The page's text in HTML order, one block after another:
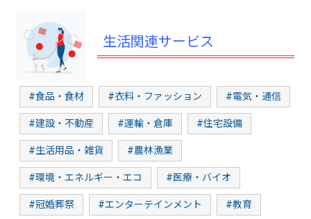
生活関連サービス
#食品・食材 #衣料・ファッション #電気・通信
#建設・不動産 #運輸・倉庫 #住宅設備
#生活用品・雑貨 #農林漁業
#環境・エネルギー・エコ #医療・バイオ
#冠婚葬祭 #エンターテインメント #教育